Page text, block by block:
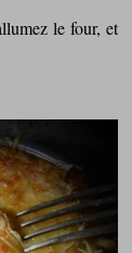
le four, et